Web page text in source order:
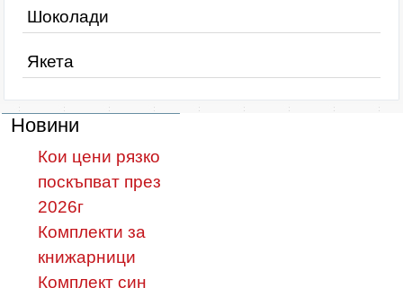
Шоколади
Якета
Новини
Кои цени рязко
поскъпват през
2026г
Комплекти за
книжарници
Комплект син